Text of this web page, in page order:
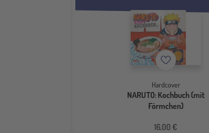
Merkzettel
Hardcover
NARUTO: Kochbuch (mit
Förmchen)
16,00 €